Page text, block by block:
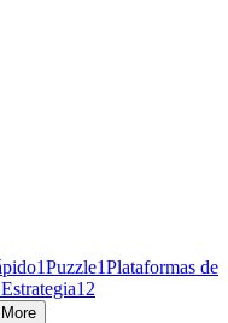
1Puzzle1Plataformas de
Estrategia1 2
More